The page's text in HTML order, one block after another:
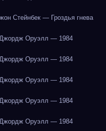
Стейнбек — Гроздья гнева
Оруэлл — 1984
Оруэлл — 1984
Оруэлл — 1984
Оруэлл — 1984
Оруэлл — 1984